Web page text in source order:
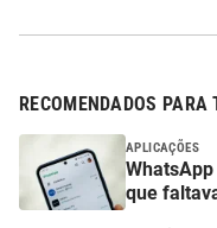
RECOMENDADOS PARA
APLICAÇÕES
que